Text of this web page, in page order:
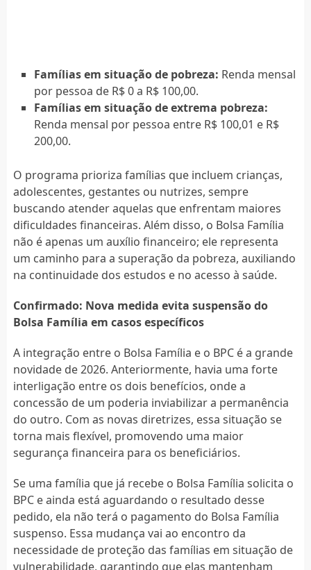
Famílias em situação de pobreza: Renda mensal
por pessoa de R$ 0 a R$ 100,00.
Famílias em situação de extrema pobreza:
Renda mensal por pessoa entre R$ 100,01 e R$
200,00.
O programa prioriza famílias que incluem crianças,
adolescentes, gestantes ou nutrizes, sempre
buscando atender aquelas que enfrentam maiores
dificuldades financeiras. Além disso, o Bolsa Família
não é apenas um auxílio financeiro; ele representa
um caminho para a superação da pobreza, auxiliando
na continuidade dos estudos e no acesso à saúde.
Confirmado: Nova medida evita suspensão do
Bolsa Família em casos específicos
A integração entre o Bolsa Família e o BPC é a grande
novidade de 2026. Anteriormente, havia uma forte
interligação entre os dois benefícios, onde a
concessão de um poderia inviabilizar a permanência
do outro. Com as novas diretrizes, essa situação se
torna mais flexível, promovendo uma maior
segurança financeira para os beneficiários.
Se uma família que já recebe o Bolsa Família solicita o
BPC e ainda está aguardando o resultado desse
pedido, ela não terá o pagamento do Bolsa Família
suspenso. Essa mudança vai ao encontro da
necessidade de proteção das famílias em situação de
vulnerabilidade, garantindo que elas mantenham